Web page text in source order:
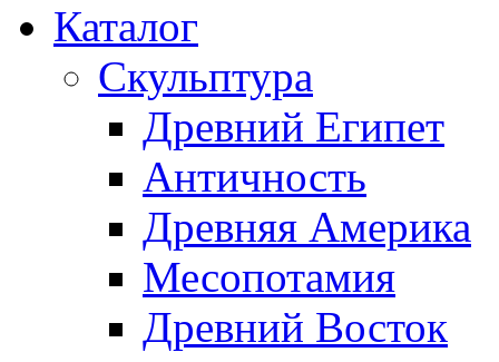
Каталог
Скульптура
Древний Египет
Античность
Древняя Америка
Месопотамия
Древний Восток